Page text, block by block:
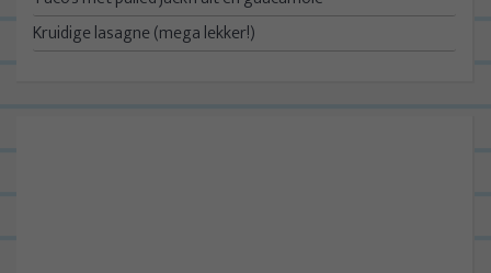
Kruidige lasagne (mega lekker!)